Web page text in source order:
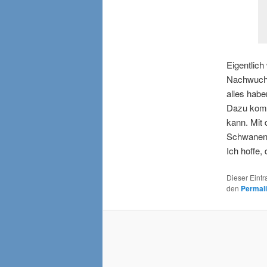
alles
Dazu
kann. Mit
Ich hoffe,
Dieser
den